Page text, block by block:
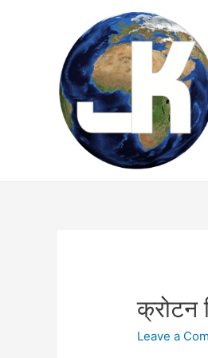
क्रोटन
Leave a